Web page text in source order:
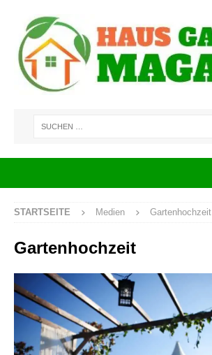
STARTSEITE Medien Gartenhochzeit
Gartenhochzeit